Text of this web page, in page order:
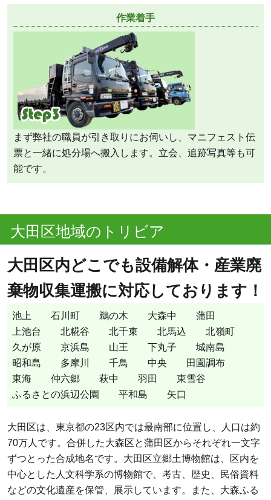
作業着手
まず弊社の職員が引き取りにお伺いし、マニフェスト伝
票と一緒に処分場へ搬入します。立会、追跡写真等も可
能です。
大田区地域のトリビア
大田区内どこでも設備解体・産業廃
棄物収集運搬に対応しております！
池上 石川町 鵜の木 大森中
蒲田
上池台
北糀谷 北千束 北馬込
北嶺町
久が原
京浜島 山王 下丸子
城南島
昭和島
多摩川 千鳥 中央
田園調布
東海
仲六郷 萩中 羽田
東雪谷
ふるさとの浜辺公園
平和島 矢口
大田区は、東京都の23区内では最南部に位置し、人口は約
70万人です。合併した大森区と蒲田区からそれぞれ一文字
ずつとった合成地名です。大田区立郷土博物館は、区内を
中心とした人文科学系の博物館で、考古、歴史、民俗資料
などの文化遺産を保管、展示しています。また、大森ふる